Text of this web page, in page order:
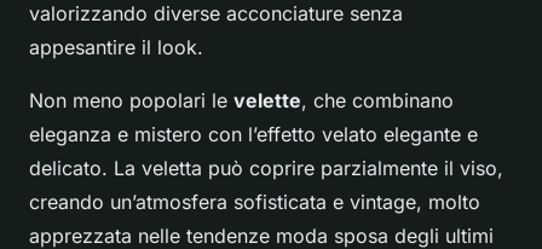
valorizzando diverse acconciature senza
appesantire il look.
Non meno popolari le velette, che combinano
eleganza e mistero con l’effetto velato elegante e
delicato. La veletta può coprire parzialmente il viso,
creando un’atmosfera sofisticata e vintage, molto
apprezzata nelle tendenze moda sposa degli ultimi